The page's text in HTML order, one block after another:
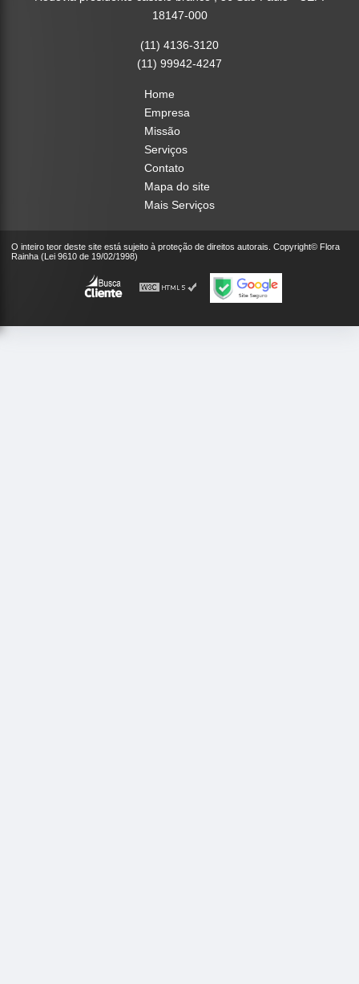
18147-000
(11) 4136-3120
(11) 99942-4247
Home
Empresa
Missão
Serviços
Contato
Mapa do site
Mais Serviços
O inteiro teor deste site está sujeito à proteção de direitos autorais. Copyright© Flora
Rainha (Lei 9610 de 19/02/1998)